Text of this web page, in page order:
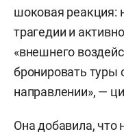
шоковая реакция:
трагедии и
«внешнего
бронировать туры
направлении», —
Она добавила, что